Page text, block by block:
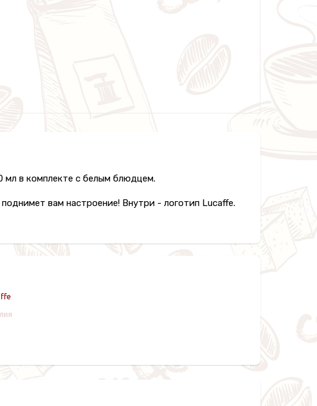
мл в комплекте с белым блюдцем.
вам настроение! Внутри - логотип Lucaffe.